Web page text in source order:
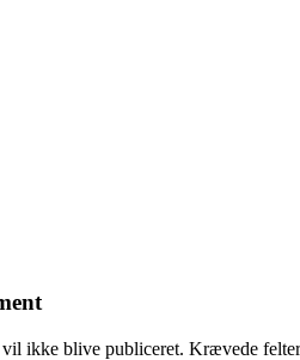
ikke blive publiceret. Krævede